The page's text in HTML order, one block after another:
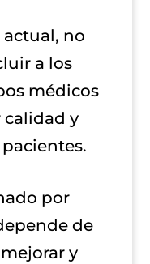
actual, no
a los
médicos
calidad y
por
de
y